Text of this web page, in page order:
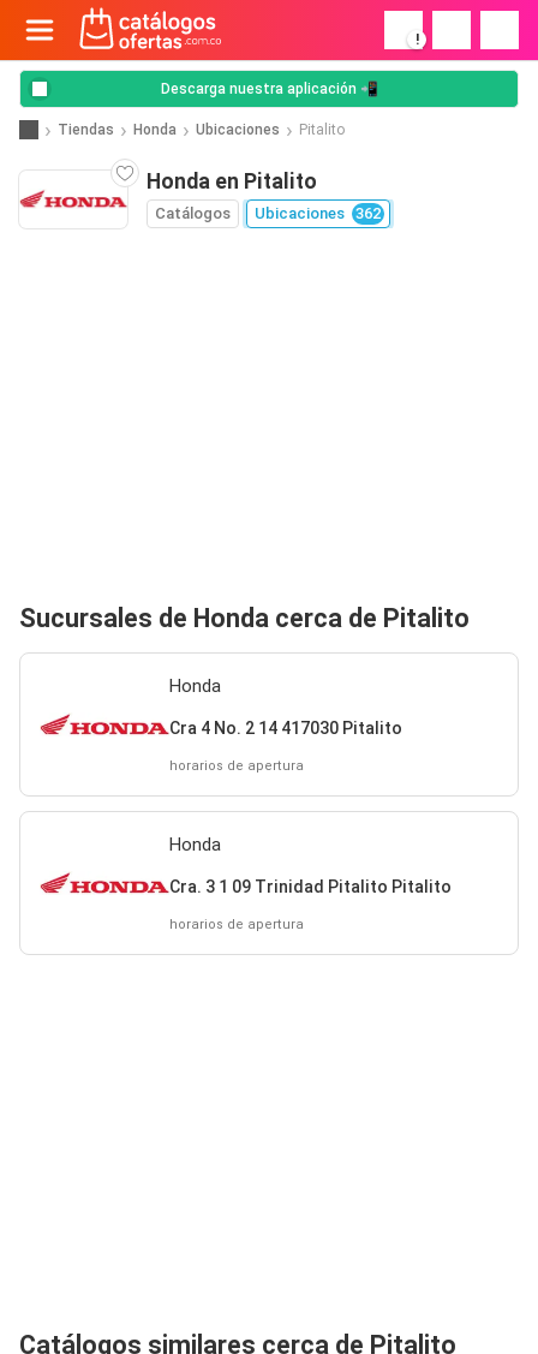
!
Descarga nuestra aplicación 📲
Tiendas Honda Ubicaciones Pitalito
Honda en Pitalito
Catálogos Ubicaciones 362
Sucursales de Honda cerca de Pitalito
Honda
Cra 4 No. 2 14 417030 Pitalito
horarios de apertura
Honda
Cra. 3 1 09 Trinidad Pitalito Pitalito
horarios de apertura
Catálogos similares cerca de Pitalito